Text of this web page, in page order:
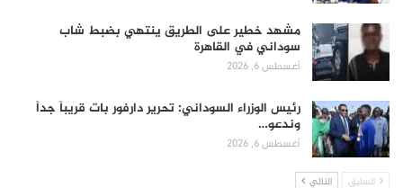
مشهد خطير على الطريق ينتهي بضبط شاب
سوداني في القاهرة
أغسطس 6, 2026
رئيس الوزراء السوداني: تحرير دارفور بات قريباً جداً
وندعو…
أغسطس 6, 2026
السابق التالي